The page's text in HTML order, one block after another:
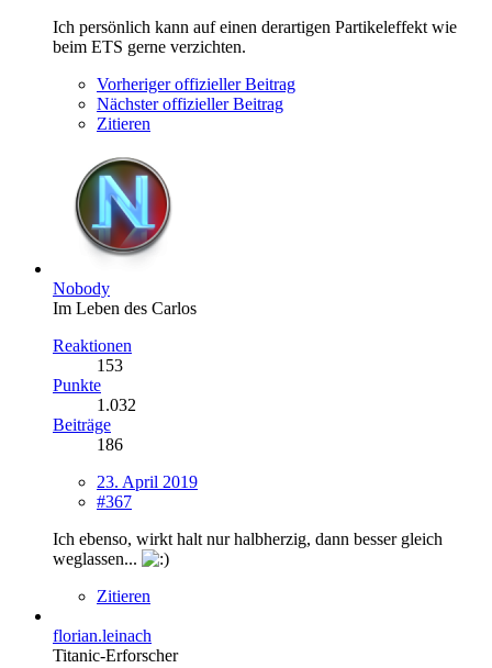
Ich persönlich kann auf einen derartigen Partikeleffekt wie
beim ETS gerne verzichten.
Vorheriger offizieller Beitrag
Nächster offizieller Beitrag
Zitieren
Nobody
Im Leben des Carlos
Reaktionen
153
Punkte
1.032
Beiträge
186
23. April 2019
#367
Ich ebenso, wirkt halt nur halbherzig, dann besser gleich
weglassen...
Zitieren
florian.leinach
Titanic-Erforscher